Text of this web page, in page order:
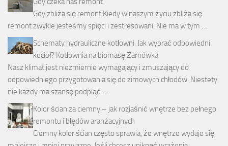
Gdy zbliża się remont Kiedy w naszym życiu zbliża się
remont zwykle jesteśmy spięci i zestresowani. Nie ma w tym …
Schematy hydrauliczne kotłowni. Jak wybrać odpowiedni
kocioł? Kotłownia na biomasę Żarnówka
Nasz klimat jest niezmiernie wymagający i zmuszający do
odpowiedniego przygotowania się do zimowych chłodów. Niestety
nie każdy ma szansę podpiąć …
Kolor ścian za ciemny – jak rozjaśnić wnętrze bez pełnego
remontu i błędów aranżacyjnych
Ciemny kolor ścian często sprawia, że wnętrze wydaje się